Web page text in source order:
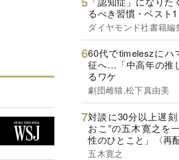
るべき習慣・ベスト1
ダイヤモンド社書籍編
60代でtimeleszにハ
征へ…「中高年の推
るワケ
劇団雌猫,松下真由美
対談に30分以上遅
おこ”の五木寛之を
性のひとこと」〈再
五木寛之